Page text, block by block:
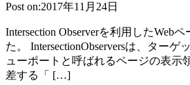
Post on:2017年11月24日
Intersection Observerを利用したWeb
た。 IntersectionObserversは、ター
ューポートと呼ばれるページの表示
差する「 […]